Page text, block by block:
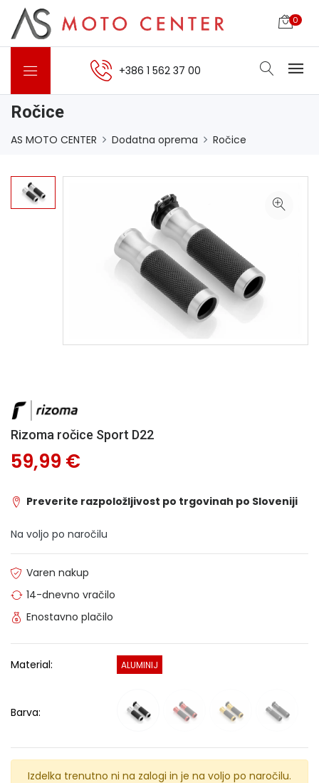
0
+386 1 562 37 00
Ročice
AS MOTO CENTER Dodatna oprema Ročice
Rizoma ročice Sport D22
59,99 €
Preverite razpoložljivost po trgovinah po Sloveniji
Na voljo po naročilu
Varen nakup
14-dnevno vračilo
Enostavno plačilo
Material: ALUMINIJ
Barva:
Izdelka trenutno ni na zalogi in je na voljo po naročilu.